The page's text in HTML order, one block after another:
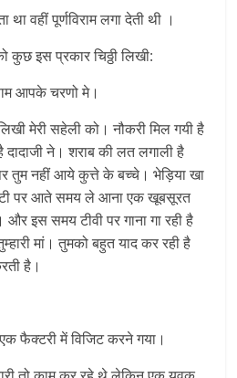
वहीं पूर्णविराम लगा देती थी ।
कुछ इस प्रकार चिठ्ठी लिखी:
आपके चरणो मे।
मेरी सहेली को। नौकरी मिल गयी है
दादाजी ने। शराब की लत लगाली है
तुम नहीं आये कुत्ते के बच्चे। भेड़िया खा
पर आते समय ले आना एक खूबसूरत
इस समय टीवी पर गाना गा रही है
मां। तुमको बहुत याद कर रही है
है।
फैक्टरी में विजिट करने गया।